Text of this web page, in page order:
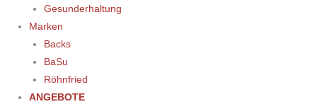
Gesunderhaltung
Marken
Backs
BaSu
Röhnfried
ANGEBOTE